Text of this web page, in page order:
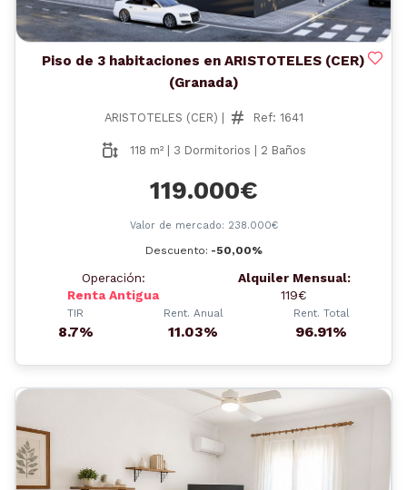
Piso de 3 habitaciones en ARISTOTELES (CER)
(Granada)
ARISTOTELES (CER) | Ref: 1641
118 m² | 3 Dormitorios | 2 Baños
119.000€
Valor de mercado: 238.000€
Descuento: -50,00%
Operación:
Renta Antigua
Alquiler Mensual:
119€
TIR
8.7%
Rent. Anual
11.03%
Rent. Total
96.91%